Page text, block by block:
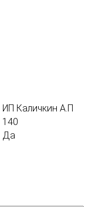
ИП Каличкин А.П
140
Да